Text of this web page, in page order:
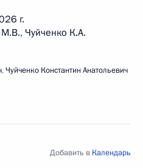
г.
Чуйченко К.А.
,Чуйченко Константин Анатольевич
Добавить в Календарь